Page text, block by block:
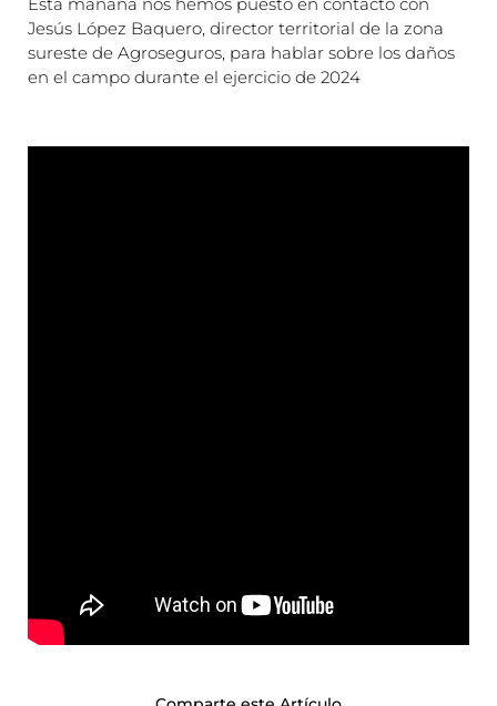
Jesús López Baquero, director territorial de la zona
sureste de Agroseguros, para hablar sobre los daños
en el campo durante el ejercicio de 2024